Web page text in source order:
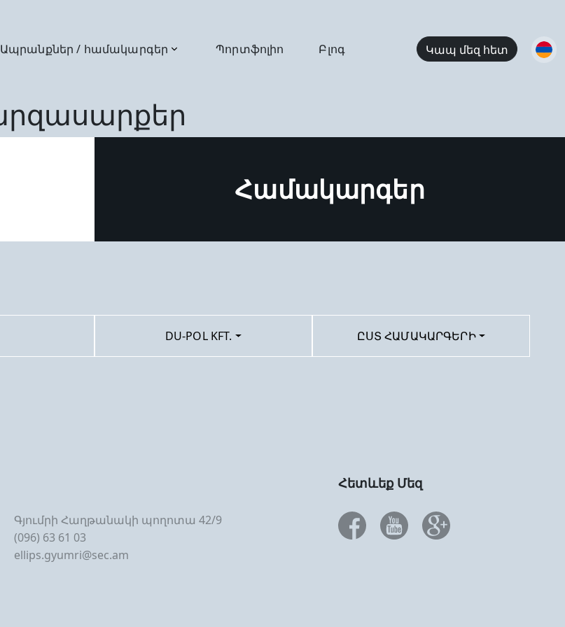
Ապրանքներ / համակարգեր Պորտֆոլիո Բլոգ Կապ մեզ հետ
Համակարգեր
DU-POL KFT. ԸՍՏ ՀԱՄԱԿԱՐԳԵՐԻ
Գյումրի Հաղթանակի պողոտա 42/9
(096) 63 61 03
ellips.gyumri@sec.am
Հետևեք Մեզ